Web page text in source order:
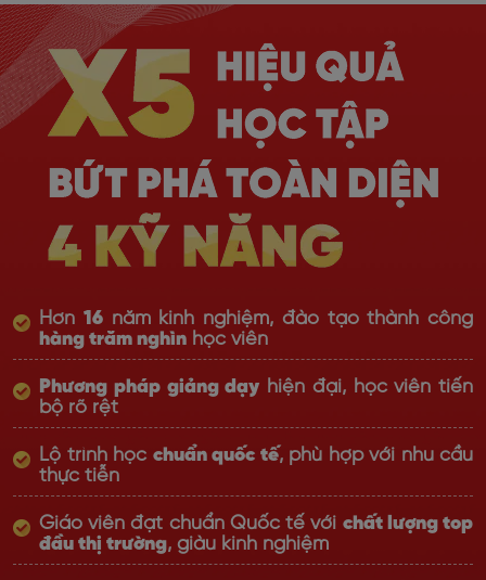
Hơn 16năm kinh nghiệm, đào tạo thành công
hàng trăm nghìn học viên
Phương pháp giảng dạy hiện đại, học viên tiến
bộ rõ rệt
Lộ trình học chuẩn quốc tế, phù hợp với nhu cầu
thực tiễn
Giáo viên đạt chuẩn Quốc tế với chất lượng top
đầu thị trường, giàu kinh nghiệm